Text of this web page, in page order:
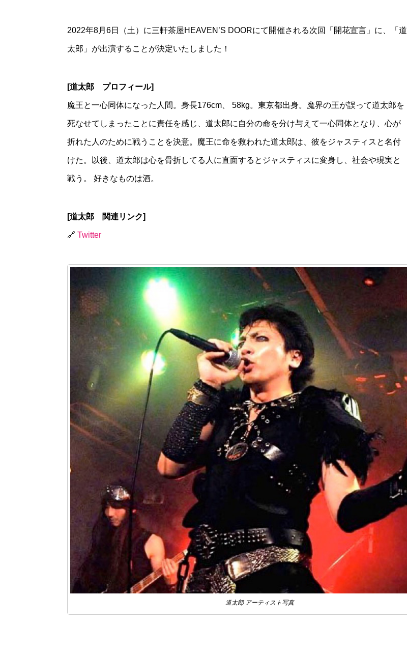
2022年8月6日（土）に三軒茶屋HEAVEN’S DOORにて開催される次回「開花宣言」に、「道
太郎」が出演することが決定いたしました！
[道太郎 プロフィール]
魔王と一心同体になった人間。身長176cm、 58kg。東京都出身。魔界の王が誤って道太郎を
死なせてしまったことに責任を感じ、道太郎に自分の命を分け与えて一心同体となり、心が
折れた人のために戦うことを決意。魔王に命を救われた道太郎は、彼をジャスティスと名付
けた。以後、道太郎は心を骨折してる人に直面するとジャスティスに変身し、社会や現実と
戦う。 好きなものは酒。
[道太郎 関連リンク]
🔗 Twitter
道太郎 アーティスト写真